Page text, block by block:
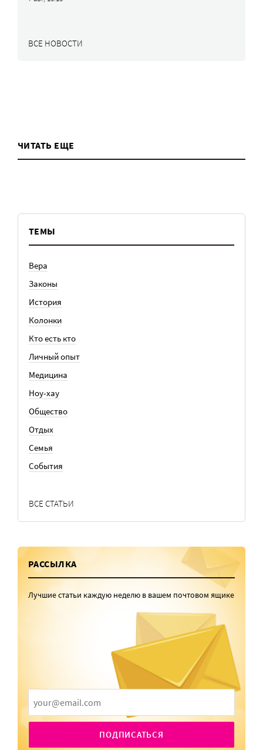
ВСЕ НОВОСТИ
ЧИТАТЬ ЕЩЕ
ТЕМЫ
Вера
Законы
История
Колонки
Кто есть кто
Личный опыт
Медицина
Ноу-хау
Общество
Отдых
Семья
События
ВСЕ СТАТЬИ
РАССЫЛКА
Лучшие статьи каждую неделю в вашем почтовом ящике
ПОДПИСАТЬСЯ